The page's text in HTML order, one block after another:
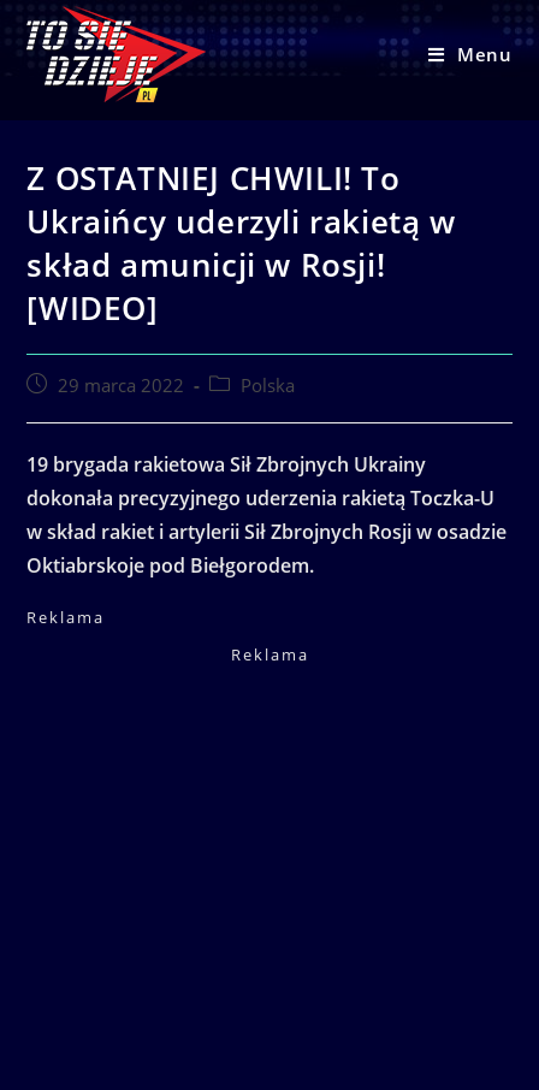
content
Menu
Z OSTATNIEJ CHWILI! To
Ukraińcy uderzyli rakietą w
skład amunicji w Rosji!
[WIDEO]
Post29 marca 2022
PostPolska
19 brygada rakietowa Sił Zbrojnych Ukrainy
dokonała precyzyjnego uderzenia rakietą Toczka-U
w skład rakiet i artylerii Sił Zbrojnych Rosji w osadzie
Oktiabrskoje pod Biełgorodem.
Reklama
Reklama